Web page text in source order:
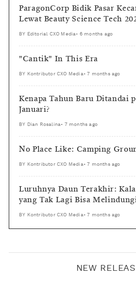
ParagonCorp Bidik Pasar
Lewat Beauty Science Tech
BY Editorial CXO Media• 6 months ago
"Cantik" In This Era
BY Kontributor CXO Media•7 months ago
Kenapa Tahun Baru Ditandai
Januari?
BY Dian Rosalina• 7 months ago
No Place Like: Camping
BY Kontributor CXO Media•7 months ago
Luruhnya Daun Terakhir:
yang Tak Lagi Bisa
BY Kontributor CXO Media•7 months ago
NEW